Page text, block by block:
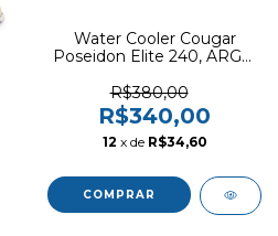
Water Cooler Cougar
Poseidon Elite 240, ARGB,
- 3MPSD240.0001
R$380,00
R$340,00
12 x de R$34,60